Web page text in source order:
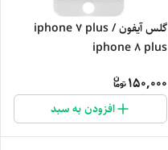
گلس آیفون iphone 7 plus /
iphone 8 plus
150,000
افزودن به سبد